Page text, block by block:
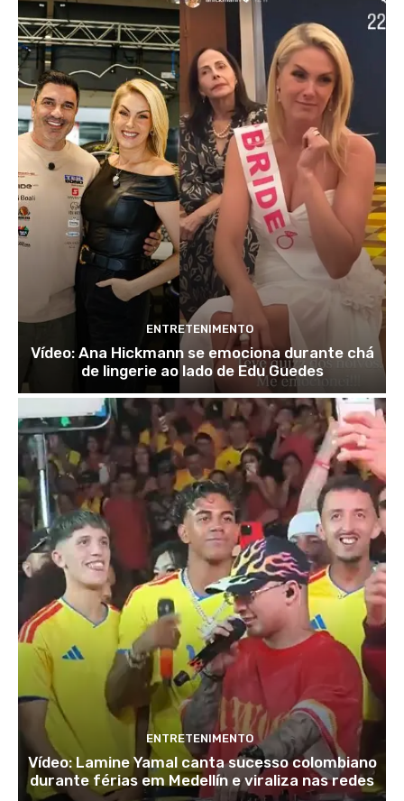
ENTRETENIMENTO
Vídeo: Ana Hickmann se emociona durante chá
de lingerie ao lado de Edu Guedes
ENTRETENIMENTO
Vídeo: Lamine Yamal canta sucesso colombiano
durante férias em Medellín e viraliza nas redes